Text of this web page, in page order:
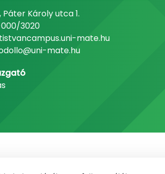
Páter Károly utca 1.
3020
mate.hu
mate.hu